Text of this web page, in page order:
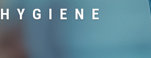
HYGIENE